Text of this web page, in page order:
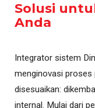
Solusi
Anda
Integrator sistem
menginovasi proses
disesuaikan:
internal. Mulai dari